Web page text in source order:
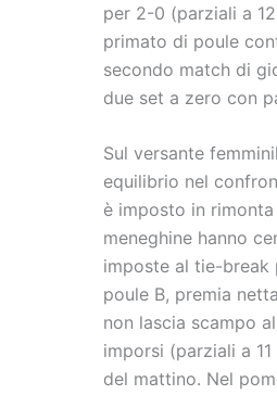
per 2-0 (parziali a
primato di poule
secondo match di
due set a zero con
Sul versante
equilibrio nel
è imposto in
meneghine hanno
imposte al tie-break
poule B, premia
non lascia scampo
imporsi (parziali a
del mattino. Nel